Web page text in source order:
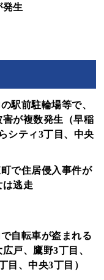
発生
駅前駐輪場等で、
が複数発生（早稲
シティ3丁目、中央
で住居侵入事件が
は逃走
自転車が盗まれる
戸、鷹野3丁目、
目、中央3丁目）